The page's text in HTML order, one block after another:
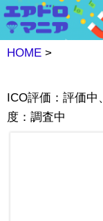
HOME >
ICO評価：評価
度：調査中